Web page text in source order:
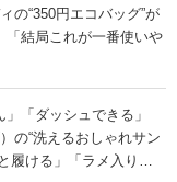
の“350円エコバッグ”が
結局これが一番使いや
」「ダッシュできる」
の“洗えるおしゃれサン
ける」「ラメ入りで